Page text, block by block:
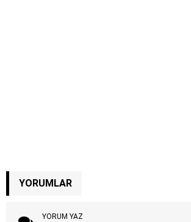
YORUMLAR
YORUM YAZ